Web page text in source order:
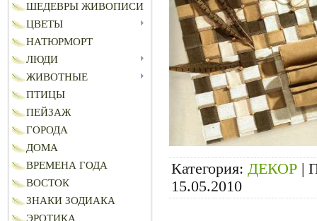
ШЕДЕВРЫ ЖИВОПИСИ
ЦВЕТЫ
НАТЮРМОРТ
ЛЮДИ
ЖИВОТНЫЕ
ПТИЦЫ
ПЕЙЗАЖ
ГОРОДА
ДОМА
ВРЕМЕНА ГОДА
ВОСТОК
ЗНАКИ ЗОДИАКА
ЭРОТИКА
Категория: ДЕКОР |
15.05.2010